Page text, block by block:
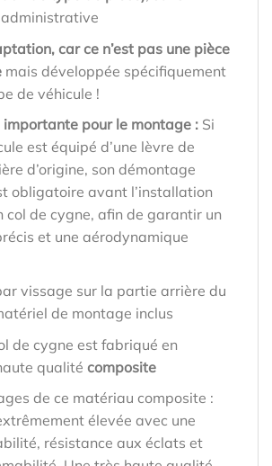
car ce n’est pas une pièce
mais développée spécifiquement
de véhicule !
importante pour le montage : Si
est équipé d’une lèvre de
d’origine, son démontage
obligatoire avant l’installation
col de cygne, afin de garantir un
et une aérodynamique
vissage sur la partie arrière du
de montage inclus
de cygne est fabriqué en
qualité composite
de ce matériau composite :
élevée avec une
résistance aux éclats et